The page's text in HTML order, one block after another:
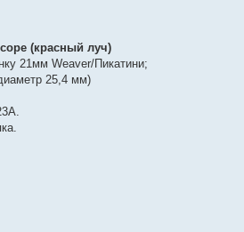
(красный луч)
21мм Weaver/Пикатини;
25,4 мм)